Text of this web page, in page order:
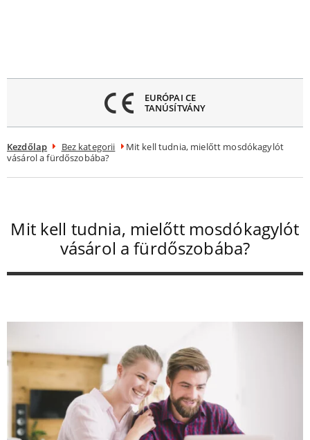
Kezdőlap Bez kategorii
Mit kell tudnia, mielőtt mosdókagylót
vásárol a fürdőszobába?
Mit kell tudnia, mielőtt mosdókagylót
vásárol a fürdőszobába?